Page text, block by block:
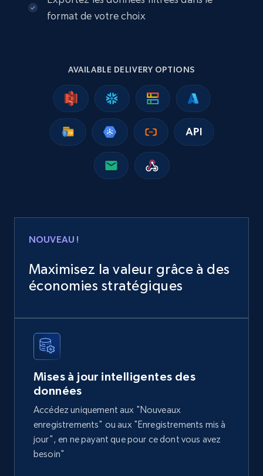
2.5K+ 359+ Buy Now
Rating, Reviews count, Images, Variations, and
eCommerce
199+
Sku, Product id, Product name, Manufacturer,
and more.
2.1K+
Amazon products global dataset
Title, Seller name, Brand, Description, Initial
price, Currency, Availability, Reviews count, and
more.
format de votre choix
AVAILABLE DELIVERY OPTIONS
NOUVEAU !
Maximisez la valeur grâce à des
économies stratégiques
Mises à jour intelligentes des
données
Accédez uniquement aux "Nouveaux
enregistrements" ou aux "Enregistrements mis à
jour", en ne payant que pour ce dont vous avez
besoin"